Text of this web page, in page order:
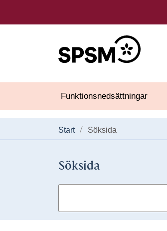
Funktionsnedsättningar
Start Söksida
Söksida